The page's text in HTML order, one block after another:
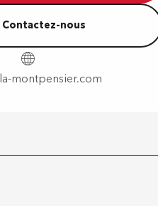
Contactez-nous
montpensier.com